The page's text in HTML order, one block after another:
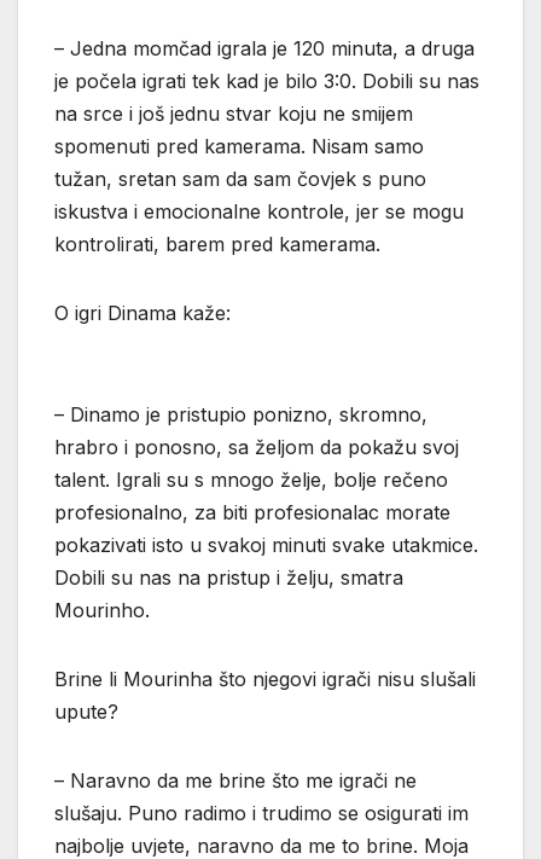
– Jedna momčad igrala je 120 minuta, a druga
je počela igrati tek kad je bilo 3:0. Dobili su nas
na srce i još jednu stvar koju ne smijem
spomenuti pred kamerama. Nisam samo
tužan, sretan sam da sam čovjek s puno
iskustva i emocionalne kontrole, jer se mogu
kontrolirati, barem pred kamerama.
O igri Dinama kaže:
– Dinamo je pristupio ponizno, skromno,
hrabro i ponosno, sa željom da pokažu svoj
talent. Igrali su s mnogo želje, bolje rečeno
profesionalno, za biti profesionalac morate
pokazivati isto u svakoj minuti svake utakmice.
Dobili su nas na pristup i želju, smatra
Mourinho.
Brine li Mourinha što njegovi igrači nisu slušali
upute?
– Naravno da me brine što me igrači ne
slušaju. Puno radimo i trudimo se osigurati im
najbolje uvjete, naravno da me to brine. Moja